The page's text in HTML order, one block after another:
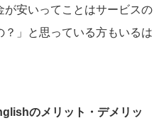
安いってことはサービスの
」と思っている方もいるは
のメリット・デメリッ